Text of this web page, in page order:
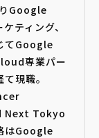
Google
ティング、
てGoogle
専業パー
現職。
Next Tokyo
はGoogle